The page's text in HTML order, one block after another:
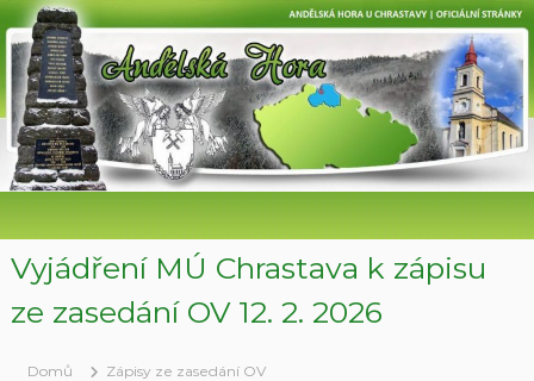
P
ř
k
n
Vyjádření MÚ Chrastava k zápisu
ze zasedání OV 12. 2. 2026
Domů
Zápisy ze zasedání OV